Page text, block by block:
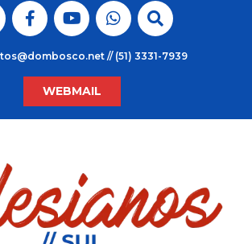
// (51) 3331-7939
WEBMAIL